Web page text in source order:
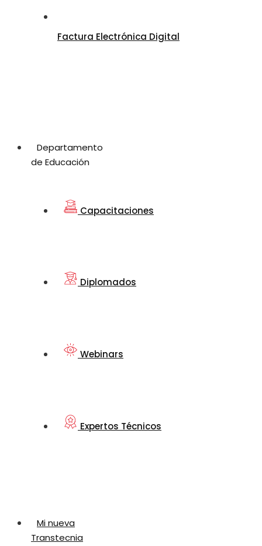
Factura Electrónica Digital
Departamento
de Educación
Capacitaciones
Diplomados
Webinars
Expertos Técnicos
Mi nueva
Transtecnia